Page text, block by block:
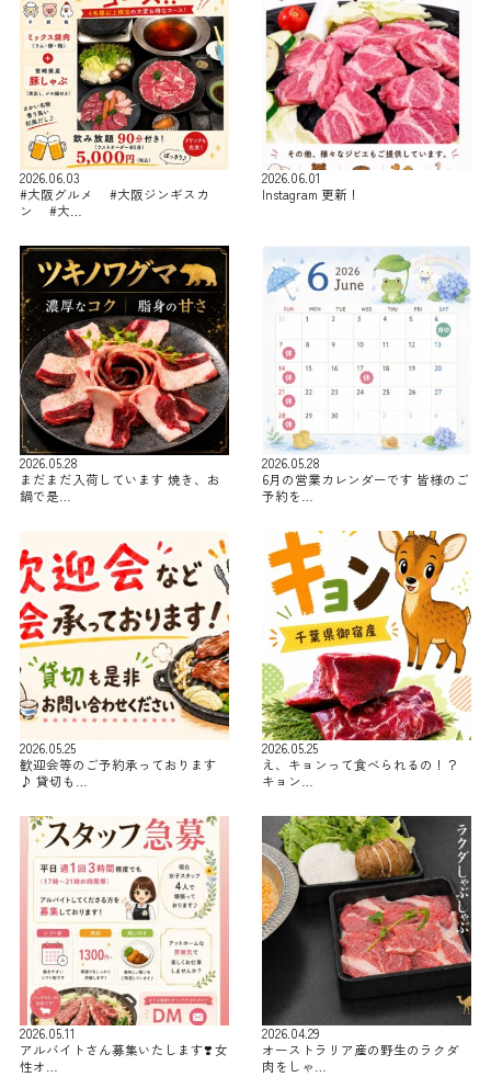
2026.06.03
#大阪グルメ #大阪ジンギスカ
ン #大…
2026.06.01
Instagram 更新！
2026.05.28
まだまだ入荷しています 焼き、お
鍋で是…
2026.05.28
6月の営業カレンダーです 皆様のご
予約を…
2026.05.25
歓迎会等のご予約承っております
♪ 貸切も…
2026.05.25
え、キョンって食べられるの！？
キョン…
2026.05.11
アルバイトさん募集いたします❣️ 女
性オ…
2026.04.29
オーストラリア産の野生のラクダ
肉をしゃ…